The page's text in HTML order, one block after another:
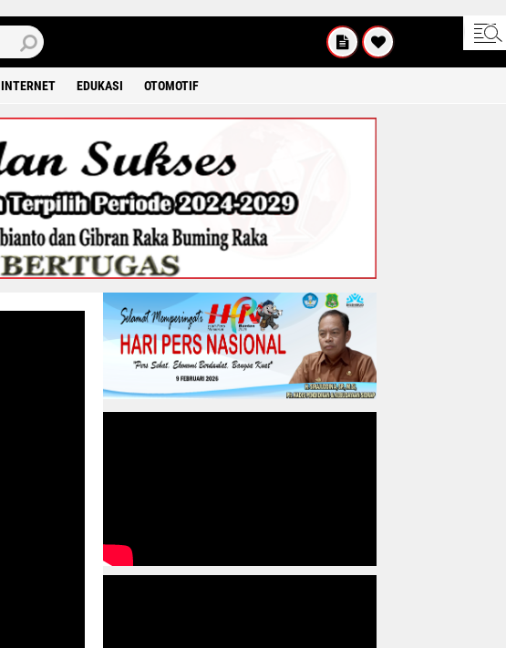
INTERNET EDUKASI OTOMOTIF